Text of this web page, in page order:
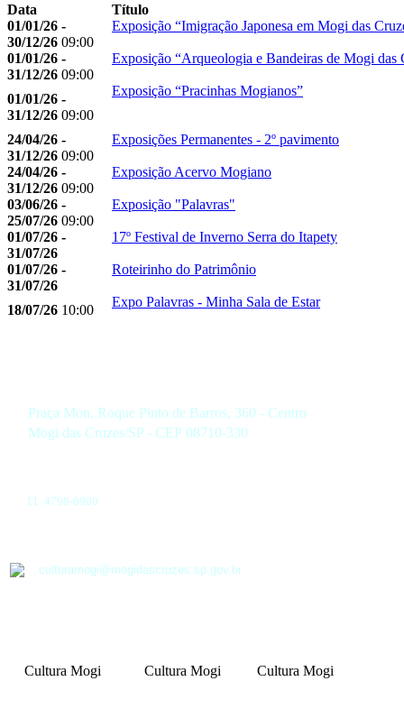
Data
Título
01/01/26 -
30/12/26 09:00
Exposição “Imigração Japonesa em Mogi das
01/01/26 -
31/12/26 09:00
Exposição “Arqueologia e Bandeiras de Mogi das
01/01/26 -
31/12/26 09:00
Exposição “Pracinhas Mogianos”
24/04/26 -
31/12/26 09:00
Exposições Permanentes - 2º pavimento
24/04/26 -
31/12/26 09:00
Exposição Acervo Mogiano
03/06/26 -
25/07/26 09:00
Exposição "Palavras"
01/07/26 -
31/07/26
17º Festival de Inverno Serra do Itapety
01/07/26 -
31/07/26
Roteirinho do Patrimônio
18/07/26 10:00
Expo Palavras - Minha Sala de Estar
Praça Mon. Roque Pinto de Barros, 360 - Centro
Mogi das Cruzes/SP - CEP 08710-330
11 4798-6900
culturamogi@mogidascruzes.sp.gov.br
Cultura Mogi Cultura Mogi Cultura Mogi